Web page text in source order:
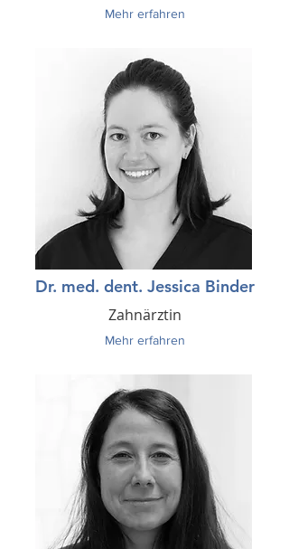
Mehr erfahren
Dr. med. dent. Jessica Binder
Zahnärztin
Mehr erfahren